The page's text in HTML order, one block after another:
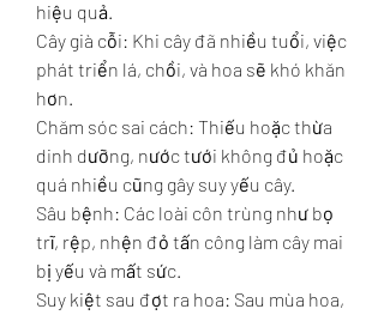
hiệu quả.
Cây già cỗi: Khi cây đã nhiều tuổi, việc
phát triển lá, chồi, và hoa sẽ khó khăn
hơn.
Chăm sóc sai cách: Thiếu hoặc thừa
dinh dưỡng, nước tưới không đủ hoặc
quá nhiều cũng gây suy yếu cây.
Sâu bệnh: Các loài côn trùng như bọ
trĩ, rệp, nhện đỏ tấn công làm cây mai
bị yếu và mất sức.
Suy kiệt sau đợt ra hoa: Sau mùa hoa,